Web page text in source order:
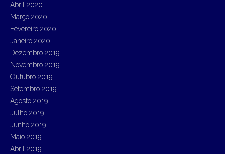
Abril 2020
Março 2020
Fevereiro 2020
Janeiro 2020
Dezembro 2019
Novembro 2019
Outubro 2019
Setembro 2019
Agosto 2019
Julho 2019
Junho 2019
Maio 2019
Abril 2019